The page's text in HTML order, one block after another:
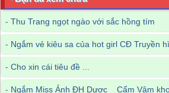
- Thu Trang ngọt ngào với sắc hồng tím
- Ngắm vẻ kiêu sa của hot girl CĐ Truyền
- Cho xin cái tiêu đề ...
- Ngắm Miss Ảnh ĐH Dược _ Cẩm Vâm